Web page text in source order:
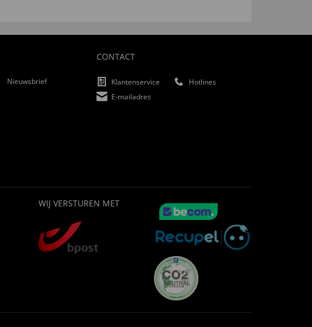
Nieuwsbrief
CONTACT
Klantenservice
Hotlines
E-mailadres
WIJ VERSTUREN MET